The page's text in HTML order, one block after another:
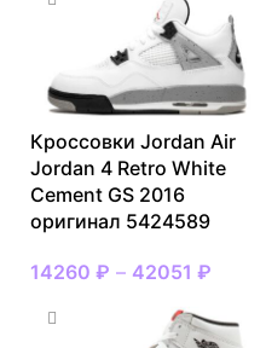
Кроссовки Jordan Air
Jordan 4 Retro White
Cement GS 2016
оригинал 5424589
14260 ₽ – 42051 ₽